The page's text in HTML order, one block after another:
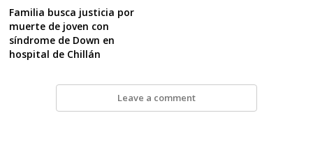
Familia busca justicia por
muerte de joven con
síndrome de Down en
hospital de Chillán
Leave a comment